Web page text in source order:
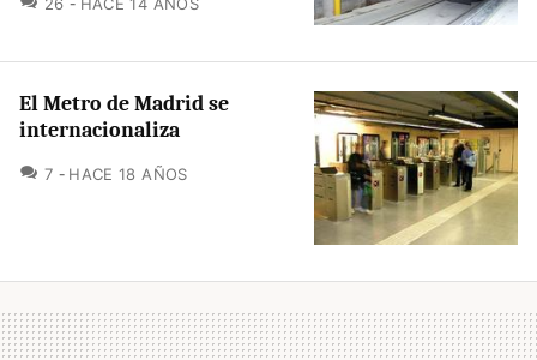
26 HACE 14 AÑOS
El Metro de Madrid se
internacionaliza
7 COMENTARIOS
HACE 18 AÑOS